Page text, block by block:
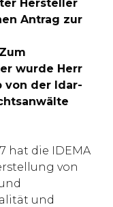
Hersteller
Antrag zur
wurde Herr
von der Idar-
hat die IDEMA
von
und